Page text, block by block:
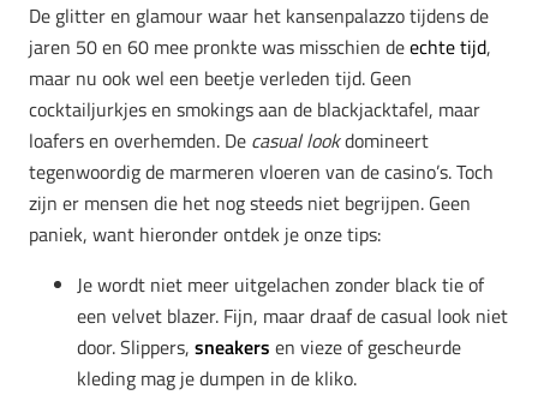
De glitter en glamour waar het kansenpalazzo tijdens de
jaren 50 en 60 mee pronkte was misschien deechte tijd,
maar nu ook wel een beetje verleden tijd. Geen
cocktailjurkjes en smokings aan de blackjacktafel, maar
loafers en overhemden. De casual lookdomineert
tegenwoordig de marmeren vloeren van de casino’s. Toch
zijn er mensen die het nog steeds niet begrijpen. Geen
paniek, want hieronder ontdek je onze tips:
Je wordt niet meer uitgelachen zonder black tie of
een velvet blazer. Fijn, maar draaf de casual look niet
door. Slippers, sneakers en vieze of gescheurde
kleding mag je dumpen in de kliko.